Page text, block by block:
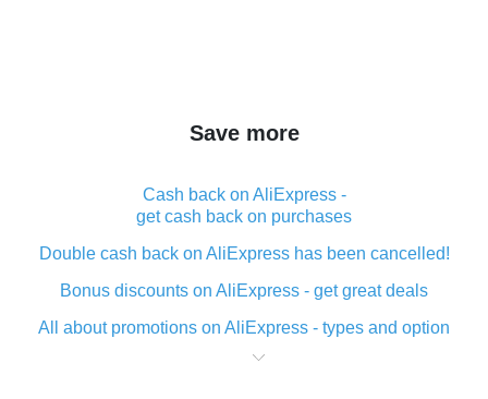
Save more
Cash back on AliExpress -
get cash back on purchases
Double cash back on AliExpress has been cancelled!
Bonus discounts on AliExpress - get great deals
All about promotions on AliExpress - types and option
What is cash back when making purchases on